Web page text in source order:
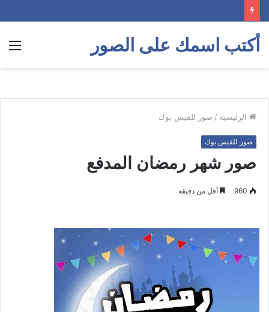
أكتب اسمك على الصور
الرئيسية / صور للفيس بوك
صور للفيس بوك
صور شهر رمضان المدفع
960 أقل من دقيقة